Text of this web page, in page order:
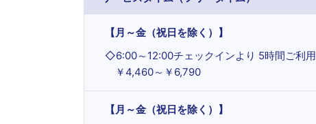
【月～金（祝日を除く）】
◇6:00～12:00チェックインより 5時間ご利用
￥4,460～￥6,790
【月～金（祝日を除く）】